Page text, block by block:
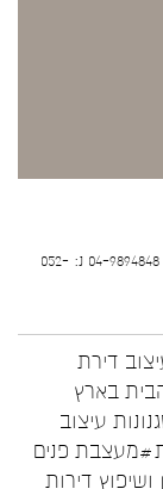
הילית קרש עיצוב ואדריכלות פנים, מושב הבונים, ט: 04-9894848 נ: 052-
דירת
בארץ
עיצוב
#מעצבת פנים
ושיפוץ דירות